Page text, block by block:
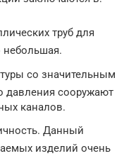
труб для
небольшая.
со значительным
давления сооружают
каналов.
Данный
изделий очень